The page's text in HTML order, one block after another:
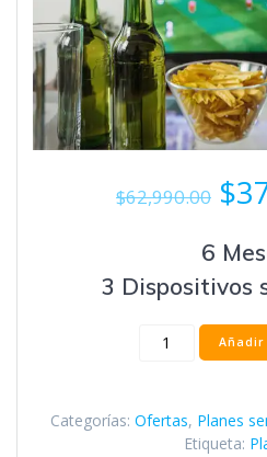
$62,990.00 El
$
6
3 Dispositivos
6
Meses
cantidad
Categorías: Ofertas, Planes
Etiqueta: